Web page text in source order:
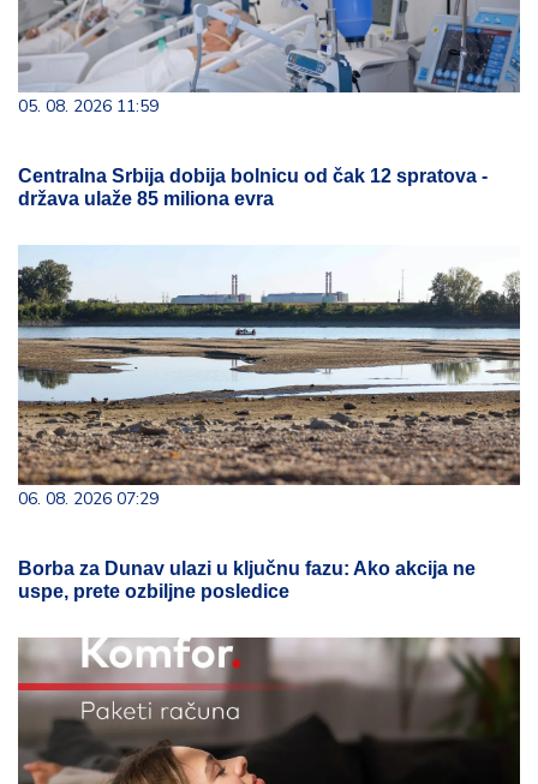
05. 08. 2026 11:59
Centralna Srbija dobija bolnicu od čak 12 spratova -
država ulaže 85 miliona evra
06. 08. 2026 07:29
Borba za Dunav ulazi u ključnu fazu: Ako akcija ne
uspe, prete ozbiljne posledice